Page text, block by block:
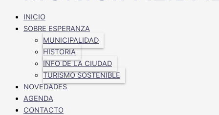
INICIO
SOBRE ESPERANZA
MUNICIPALIDAD
HISTORIA
INFO DE LA CIUDAD
TURISMO SOSTENIBLE
NOVEDADES
AGENDA
CONTACTO